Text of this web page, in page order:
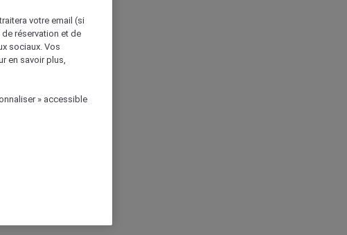
votre email (si
réservation et de
sociaux. Vos
en savoir plus,
» accessible